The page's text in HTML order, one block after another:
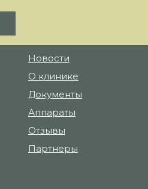
О клинике
Новости
Документы
Аппараты
Отзывы
Партнеры